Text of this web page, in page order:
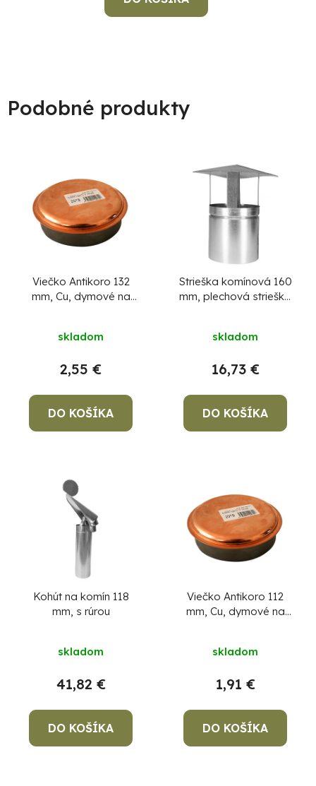
Podobné produkty
Viečko Antikoro 132
mm, Cu, dymové na
zátka
skladom
2,55 €
DO KOŠÍKA
Strieška komínová 160
mm, plechová strieška
skladom
16,73 €
DO KOŠÍKA
Kohút na komín 118
mm, s rúrou
skladom
41,82 €
DO KOŠÍKA
Viečko Antikoro 112
mm, Cu, dymové na
zátka
skladom
1,91 €
DO KOŠÍKA